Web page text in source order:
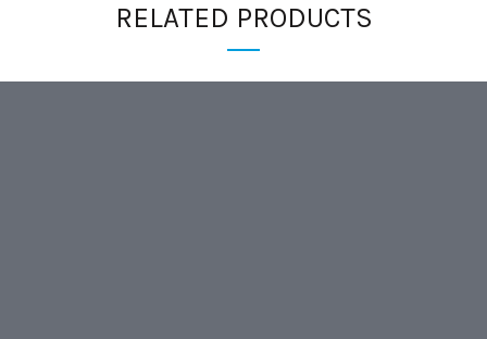
RELATED PRODUCTS